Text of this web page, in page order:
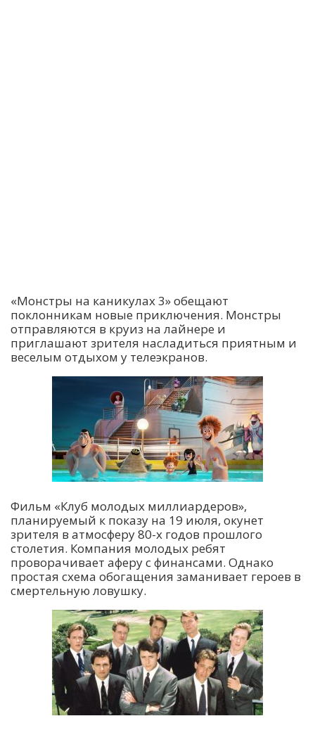
«Монстры на каникулах 3» обещают
поклонникам новые приключения. Монстры
отправляются в круиз на лайнере и
приглашают зрителя насладиться приятным и
веселым отдыхом у телеэкранов.
Фильм «Клуб молодых миллиардеров»,
планируемый к показу на 19 июля, окунет
зрителя в атмосферу 80-х годов прошлого
столетия. Компания молодых ребят
проворачивает аферу с финансами. Однако
простая схема обогащения заманивает героев в
смертельную ловушку.